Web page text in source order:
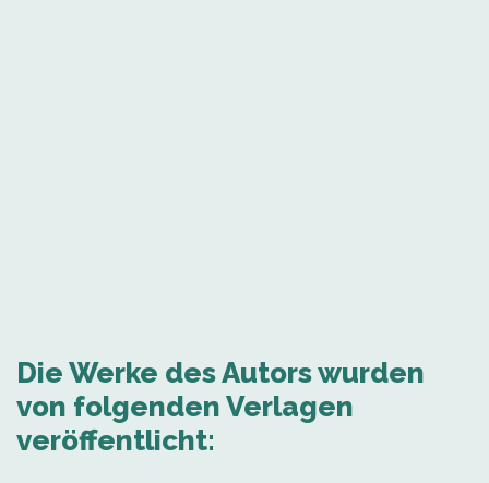
Die Werke des Autors wurden
von folgenden Verlagen
veröffentlicht: